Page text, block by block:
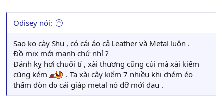
Odisey nói:
Sao ko cày Shu , có cái áo cả Leather và Metal luôn .
Đồ mix mới mạnh chứ nhỉ ?
Đánh kỵ hơi chuối tí , xài thương cũng cùi mà xài kiếm
cũng kém
. Ta xài cây kiếm 7 nhiều khi chém éo
thấm đòn do cái giáp metal nó đỡ mới đau .